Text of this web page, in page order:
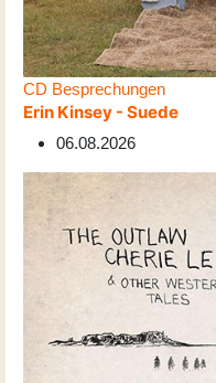
CD Besprechungen
Erin Kinsey - Suede
06.08.2026